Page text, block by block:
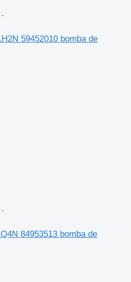
59452010 bomba de
84953513 bomba de